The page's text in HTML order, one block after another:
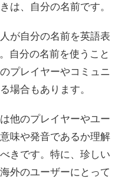
は、自分の名前です。
が自分の名前を英語表
自分の名前を使うこと
プレイヤーやコミュニ
場合もあります。
他のプレイヤーやユー
味や発音であるか理解
きです。特に、珍しい
外のユーザーにとって